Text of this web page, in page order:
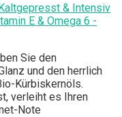
& Intensiv
E & Omega 6 -
Sie den
und den herrlich
Kürbiskernöls.
verleiht es Ihren
Note